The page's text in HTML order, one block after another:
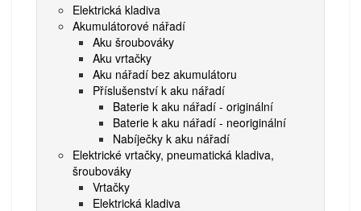
Elektrická kladiva
Akumulátorové nářadí
Aku šroubováky
Aku vrtačky
Aku nářadí bez akumulátoru
Příslušenství k aku nářadí
Baterie k aku nářadí - originální
Baterie k aku nářadí - neoriginální
Nabíječky k aku nářadí
Elektrické vrtačky, pneumatická kladiva,
šroubováky
Vrtačky
Elektrická kladiva